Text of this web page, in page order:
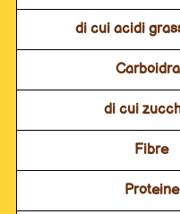
di cui acidi
di cui
Fibre
Proteine